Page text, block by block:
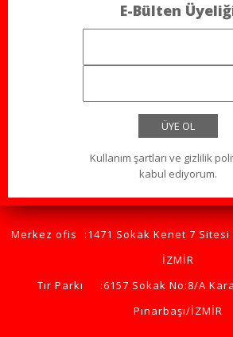
E-Bülten
ÜYE OL
Kullanım şartları ve gizlilik
kabul ediyorum.
Merkez ofis
:1471 Sokak Kenet 7
İZMİR
Tır Parkı
:6157 Sokak No:8/A
Pınarbaşı/İZMİR